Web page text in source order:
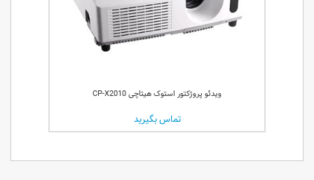
ویدئو پروژکتور استوک هیتاچی CP-X2010
تماس بگیرید